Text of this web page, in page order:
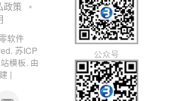
政策
软件
苏ICP
模板. 由
|
公众号